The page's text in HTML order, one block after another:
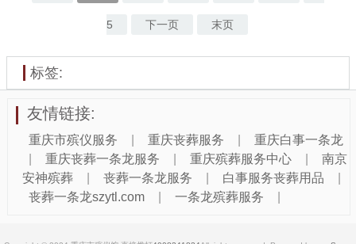
5 下一页 末页
标签:
友情链接:
重庆市殡仪服务 重庆丧葬服务
重庆白事一条龙
重庆丧葬一条龙服务 重庆殡葬服务中心
南京
安神殡葬
丧葬一条龙服务 白事服务丧葬用品
丧葬一条龙szytl.com
一条龙殡葬服务